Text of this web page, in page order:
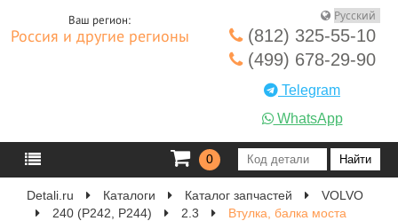
Ваш регион:
Россия и другие регионы
(812) 325-55-10
(499) 678-29-90
Telegram
WhatsApp
0
Detali.ru Каталоги Каталог запчастей
VOLVO
240 (P242, P244)
2.3 Втулка, балка моста